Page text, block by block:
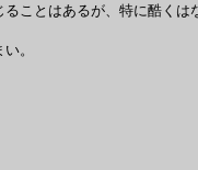
ことはあるが、特に酷くは
。